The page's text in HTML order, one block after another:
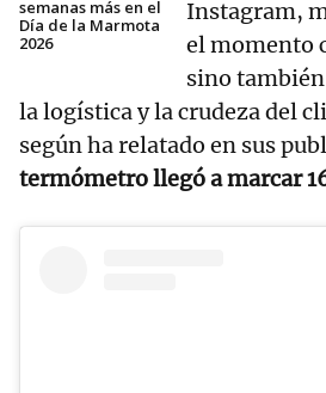
semanas más en el
Día de la Marmota
2026
Instagram,
el momento
sino
la logística y la crudeza del
según ha relatado en sus
termómetro llegó a marcar